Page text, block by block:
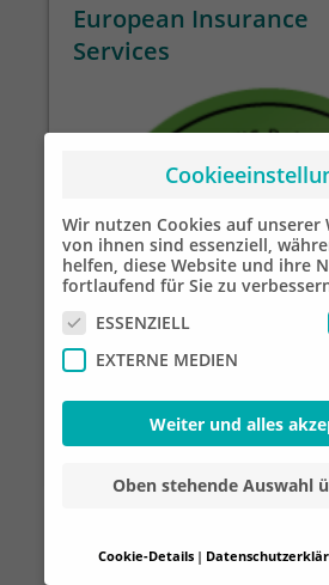
European Insurance
Services
Wir nutzen Cookies auf unserer
von ihnen sind essenziell,
helfen, diese Website und ihre
fortlaufend für Sie zu
ESSENZIELL
EXTERNE MEDIEN
Weiter und alles
Oben stehende Auswahl
Cookie-Details